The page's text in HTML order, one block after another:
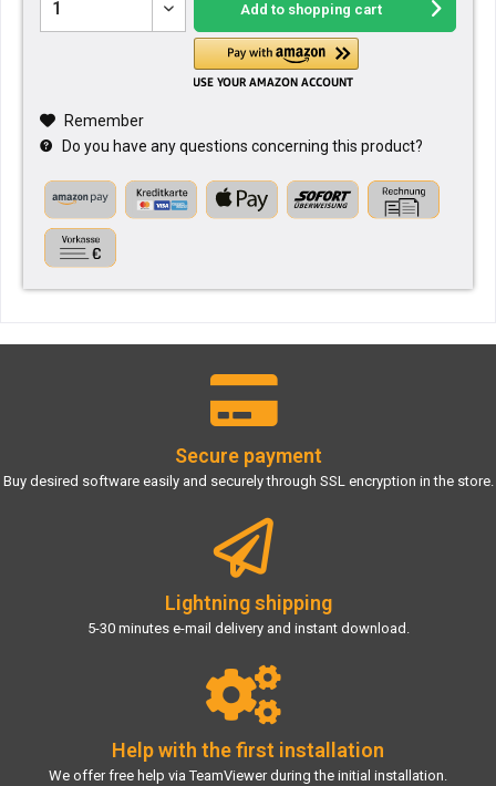
Add to shopping cart
Remember
Do you have any questions concerning this product?
Secure payment
Buy desired software easily and securely through SSL encryption in the store.
Lightning shipping
5-30 minutes e-mail delivery and instant download.
Help with the first installation
We offer free help via TeamViewer during the initial installation.